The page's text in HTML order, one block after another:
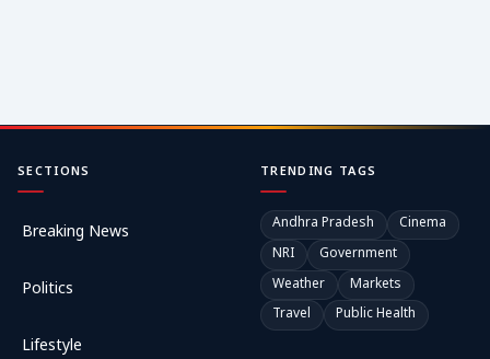
SECTIONS
Breaking News
Politics
Lifestyle
TRENDING TAGS
Andhra Pradesh
Cinema
NRI
Government
Weather
Markets
Travel
Public Health